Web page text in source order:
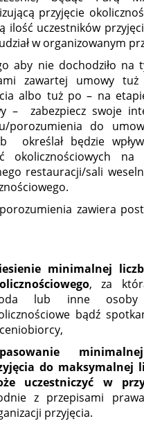
przyjęcie
ilość uczestników
w organizowanym
aby nie dochodziło
zawartej umowy
albo tuż po – na
– zabezpiecz swoje
porozumienia do
określał będzie
okolicznościowych na
restauracji/sali
zawiera
minimalnej
, za
lub inne osoby
bądź
do maksymalnej
uczestniczyć w
z przepisami
przyjęcia.